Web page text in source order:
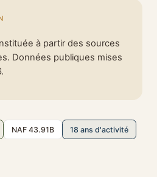
à partir des sources
Données publiques mises
NAF 43.91B 18 ans d'activité